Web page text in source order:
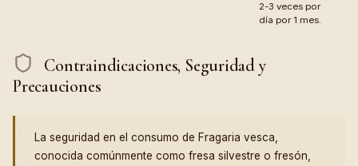
2-3 veces por
día por 1 mes.
Contraindicaciones, Seguridad y
Precauciones
La seguridad en el consumo de Fragaria vesca,
conocida comúnmente como fresa silvestre o fresón,